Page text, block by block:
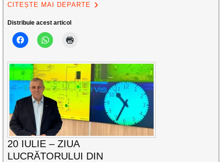
CITEȘTE MAI DEPARTE
Distribuie acest articol
20 IULIE – ZIUA
LUCRĂTORULUI DIN